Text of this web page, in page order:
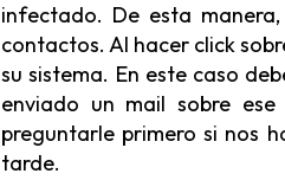
infectado. De esta
contactos. Al hacer click
su sistema. En este caso
enviado un mail sobre
preguntarle primero si nos
tarde.